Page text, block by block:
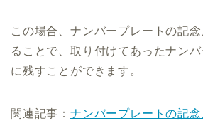
この場合、ナンバープレートの記
ることで、取り付けてあったナン
に残すことができます。
関連記事： ナンバープレートの記